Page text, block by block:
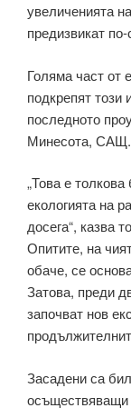
увеличенията
предизвикат
Голяма част от
подкрепят този
последното
Минесота, САЩ.
„Това е
екологията на
досега“, казва
Опитите, на
обаче, се
Затова, преди
започват нов
Засадени са
осъществяващи